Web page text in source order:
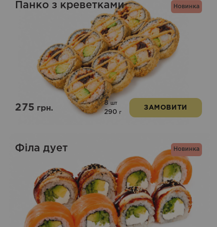
Новинка
Панко з креветками
275грн.
8 шт
290 г
ЗАМОВИТИ
Новинка
Філа дует